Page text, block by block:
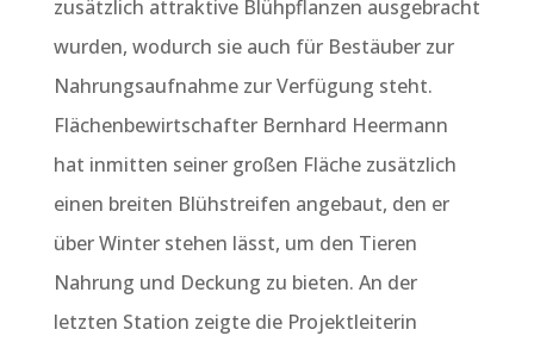
zusätzlich attraktive Blühpflanzen ausgebracht
wurden, wodurch sie auch für Bestäuber zur
Nahrungsaufnahme zur Verfügung steht.
Flächenbewirtschafter Bernhard Heermann
hat inmitten seiner großen Fläche zusätzlich
einen breiten Blühstreifen angebaut, den er
über Winter stehen lässt, um den Tieren
Nahrung und Deckung zu bieten. An der
letzten Station zeigte die Projektleiterin